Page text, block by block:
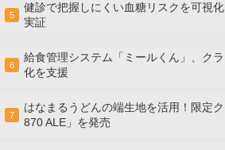
5
健診で把握しにくい血糖リスクを可視
実証
6
給食管理システム「ミールくん」、ク
化を支援
7
はなまるうどんの端生地を活用！限定
870 ALE」を発売